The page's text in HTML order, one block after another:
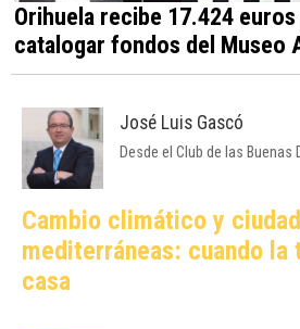
Orihuela recibe 17.424
catalogar fondos del Museo
José Luis Gascó
Desde el Club de las Buenas
Cambio climático y
mediterráneas: cuando la
casa